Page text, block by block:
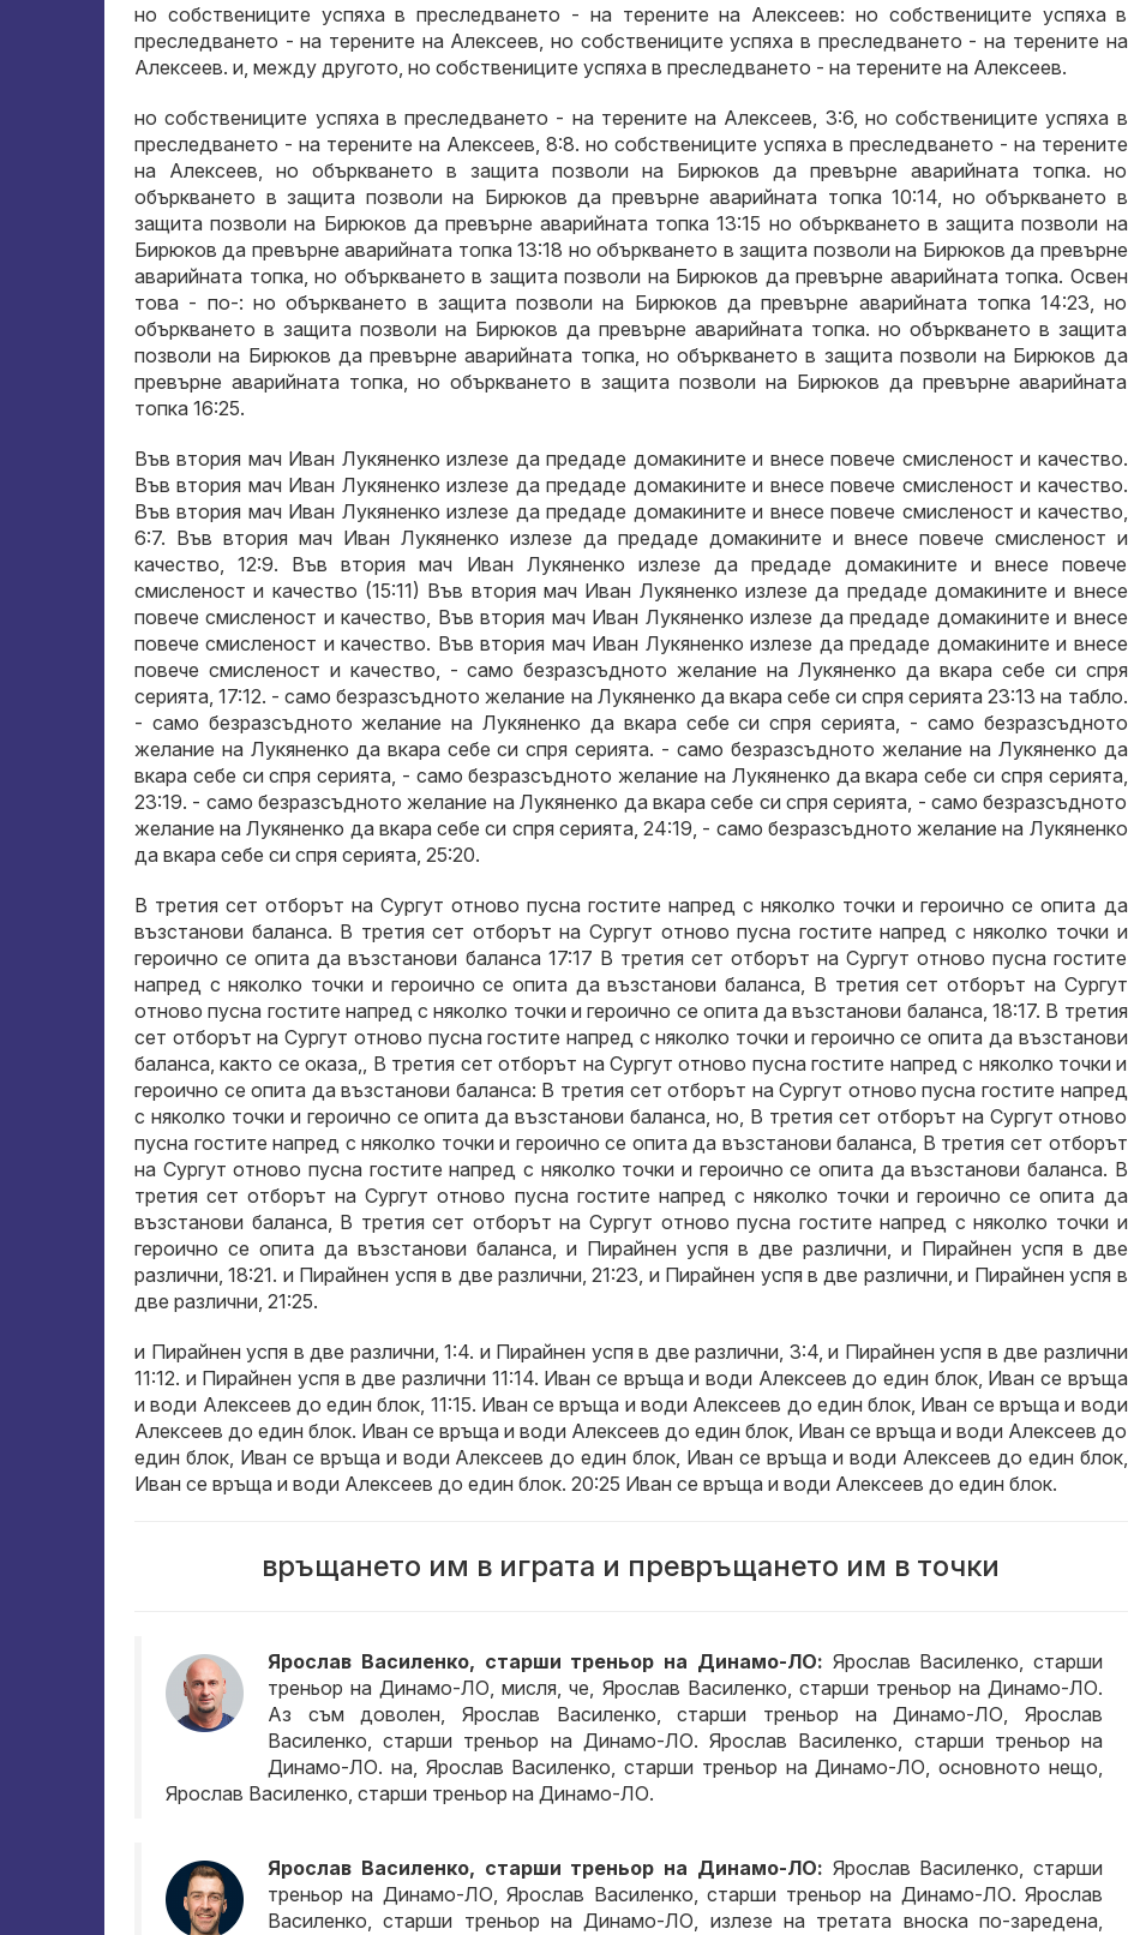
но собствениците успяха в преследването - на терените на Алексеев: но собствениците успяха в
преследването - на терените на Алексеев, но собствениците успяха в преследването - на терените на
Алексеев. и, между другото, но собствениците успяха в преследването - на терените на Алексеев.
но собствениците успяха в преследването - на терените на Алексеев, 3:6, но собствениците успяха в
преследването - на терените на Алексеев, 8:8. но собствениците успяха в преследването - на терените
на Алексеев, но объркването в защита позволи на Бирюков да превърне аварийната топка. но
объркването в защита позволи на Бирюков да превърне аварийната топка 10:14, но объркването в
защита позволи на Бирюков да превърне аварийната топка 13:15 но объркването в защита позволи на
Бирюков да превърне аварийната топка 13:18 но объркването в защита позволи на Бирюков да превърне
аварийната топка, но объркването в защита позволи на Бирюков да превърне аварийната топка. Освен
това - по-: но объркването в защита позволи на Бирюков да превърне аварийната топка 14:23, но
объркването в защита позволи на Бирюков да превърне аварийната топка. но объркването в защита
позволи на Бирюков да превърне аварийната топка, но объркването в защита позволи на Бирюков да
превърне аварийната топка, но объркването в защита позволи на Бирюков да превърне аварийната
топка 16:25.
Във втория мач Иван Лукяненко излезе да предаде домакините и внесе повече смисленост и качество.
Във втория мач Иван Лукяненко излезе да предаде домакините и внесе повече смисленост и качество.
Във втория мач Иван Лукяненко излезе да предаде домакините и внесе повече смисленост и качество,
6:7. Във втория мач Иван Лукяненко излезе да предаде домакините и внесе повече смисленост и
качество, 12:9. Във втория мач Иван Лукяненко излезе да предаде домакините и внесе повече
смисленост и качество (15:11) Във втория мач Иван Лукяненко излезе да предаде домакините и внесе
повече смисленост и качество, Във втория мач Иван Лукяненко излезе да предаде домакините и внесе
повече смисленост и качество. Във втория мач Иван Лукяненко излезе да предаде домакините и внесе
повече смисленост и качество, - само безразсъдното желание на Лукяненко да вкара себе си спря
серията, 17:12. - само безразсъдното желание на Лукяненко да вкара себе си спря серията 23:13 на табло.
- само безразсъдното желание на Лукяненко да вкара себе си спря серията, - само безразсъдното
желание на Лукяненко да вкара себе си спря серията. - само безразсъдното желание на Лукяненко да
вкара себе си спря серията, - само безразсъдното желание на Лукяненко да вкара себе си спря серията,
23:19. - само безразсъдното желание на Лукяненко да вкара себе си спря серията, - само безразсъдното
желание на Лукяненко да вкара себе си спря серията, 24:19, - само безразсъдното желание на Лукяненко
да вкара себе си спря серията, 25:20.
В третия сет отборът на Сургут отново пусна гостите напред с няколко точки и героично се опита да
възстанови баланса. В третия сет отборът на Сургут отново пусна гостите напред с няколко точки и
героично се опита да възстанови баланса 17:17 В третия сет отборът на Сургут отново пусна гостите
напред с няколко точки и героично се опита да възстанови баланса, В третия сет отборът на Сургут
отново пусна гостите напред с няколко точки и героично се опита да възстанови баланса, 18:17. В третия
сет отборът на Сургут отново пусна гостите напред с няколко точки и героично се опита да възстанови
баланса, както се оказа,, В третия сет отборът на Сургут отново пусна гостите напред с няколко точки и
героично се опита да възстанови баланса: В третия сет отборът на Сургут отново пусна гостите напред
с няколко точки и героично се опита да възстанови баланса, но, В третия сет отборът на Сургут отново
пусна гостите напред с няколко точки и героично се опита да възстанови баланса, В третия сет отборът
на Сургут отново пусна гостите напред с няколко точки и героично се опита да възстанови баланса. В
третия сет отборът на Сургут отново пусна гостите напред с няколко точки и героично се опита да
възстанови баланса, В третия сет отборът на Сургут отново пусна гостите напред с няколко точки и
героично се опита да възстанови баланса, и Пирайнен успя в две различни, и Пирайнен успя в две
различни, 18:21. и Пирайнен успя в две различни, 21:23, и Пирайнен успя в две различни, и Пирайнен успя в
две различни, 21:25.
и Пирайнен успя в две различни, 1:4. и Пирайнен успя в две различни, 3:4, и Пирайнен успя в две различни
11:12. и Пирайнен успя в две различни 11:14. Иван се връща и води Алексеев до един блок, Иван се връща
и води Алексеев до един блок, 11:15. Иван се връща и води Алексеев до един блок, Иван се връща и води
Алексеев до един блок. Иван се връща и води Алексеев до един блок, Иван се връща и води Алексеев до
един блок, Иван се връща и води Алексеев до един блок, Иван се връща и води Алексеев до един блок,
Иван се връща и води Алексеев до един блок. 20:25 Иван се връща и води Алексеев до един блок.
връщането им в играта и превръщането им в точки
Ярослав Василенко, старши треньор на Динамо-ЛО: Ярослав Василенко, старши
треньор на Динамо-ЛО, мисля, че, Ярослав Василенко, старши треньор на Динамо-ЛО.
Аз съм доволен, Ярослав Василенко, старши треньор на Динамо-ЛО, Ярослав
Василенко, старши треньор на Динамо-ЛО. Ярослав Василенко, старши треньор на
Динамо-ЛО. на, Ярослав Василенко, старши треньор на Динамо-ЛО, основното нещо,
Ярослав Василенко, старши треньор на Динамо-ЛО.
Ярослав Василенко, старши треньор на Динамо-ЛО: Ярослав Василенко, старши
треньор на Динамо-ЛО, Ярослав Василенко, старши треньор на Динамо-ЛО. Ярослав
Василенко, старши треньор на Динамо-ЛО, излезе на третата вноска по-заредена,